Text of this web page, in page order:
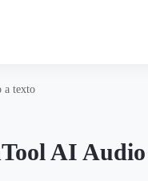
a texto
AI Audio